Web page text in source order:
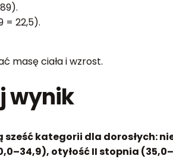
= 22,5).
masę ciała i wzrost.
wynik
kategorii dla dorosłych:
otyłość II stopnia